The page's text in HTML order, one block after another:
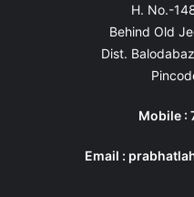
H. No.-
Behind Old
Dist.
Mobile :
Email :